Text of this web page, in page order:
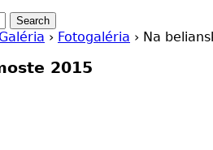
Galéria › Fotogaléria › Na
2015